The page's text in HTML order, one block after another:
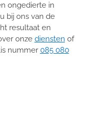
ongedierte in
bij ons van de
resultaat en
onze diensten of
nummer 085 080